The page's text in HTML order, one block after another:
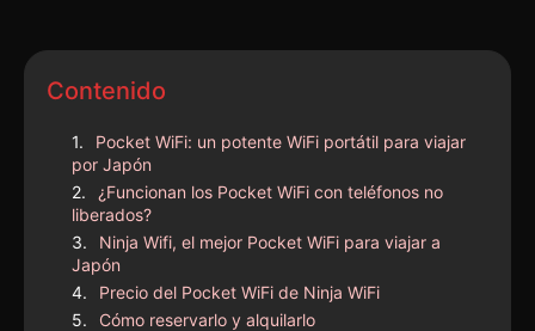
Contenido
Pocket WiFi: un potente WiFi portátil para viajar
por Japón
¿Funcionan los Pocket WiFi con teléfonos no
liberados?
Ninja Wifi, el mejor Pocket WiFi para viajar a
Japón
Precio del Pocket WiFi de Ninja WiFi
Cómo reservarlo y alquilarlo